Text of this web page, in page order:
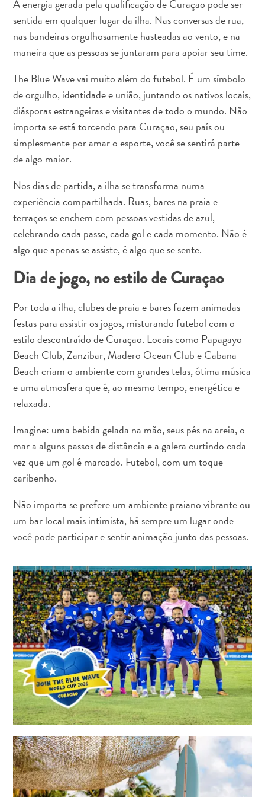
Estar
Onde
ficar
Aluguel
de
Hotéis
e
resorts
Tudo
incluído
Planeje
sua
A energia gerada pela qualificação de Curaçao pode ser
sentida em qualquer lugar da ilha. Nas conversas de rua,
nas bandeiras orgulhosamente hasteadas ao vento, e na
maneira que as pessoas se juntaram para apoiar seu time.
The Blue Wave vai muito além do futebol. É um símbolo
de orgulho, identidade e união, juntando os nativos locais,
diásporas estrangeiras e visitantes de todo o mundo. Não
importa se está torcendo para Curaçao, seu país ou
simplesmente por amar o esporte, você se sentirá parte
de algo maior.
Nos dias de partida, a ilha se transforma numa
experiência compartilhada. Ruas, bares na praia e
terraços se enchem com pessoas vestidas de azul,
celebrando cada passe, cada gol e cada momento. Não é
algo que apenas se assiste, é algo que se sente.
Dia de jogo, no estilo de Curaçao
Por toda a ilha, clubes de praia e bares fazem animadas
festas para assistir os jogos, misturando futebol com o
estilo descontraído de Curaçao. Locais como Papagayo
Beach Club, Zanzibar, Madero Ocean Club e Cabana
Beach criam o ambiente com grandes telas, ótima música
e uma atmosfera que é, ao mesmo tempo, energética e
relaxada.
Imagine: uma bebida gelada na mão, seus pés na areia, o
mar a alguns passos de distância e a galera curtindo cada
vez que um gol é marcado. Futebol, com um toque
caribenho.
Não importa se prefere um ambiente praiano vibrante ou
um bar local mais intimista, há sempre um lugar onde
você pode participar e sentir animação junto das pessoas.